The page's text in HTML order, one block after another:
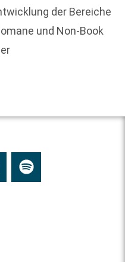
der Bereiche
und Non-Book